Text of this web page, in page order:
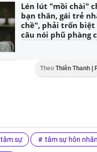
Lén lút "mồi chài"
bạn thân, gái trẻ
chề", phải trốn biệt
câu nói phũ phàng
Theo Thiên Thanh |
tâm sự tâm sự hôn nhân